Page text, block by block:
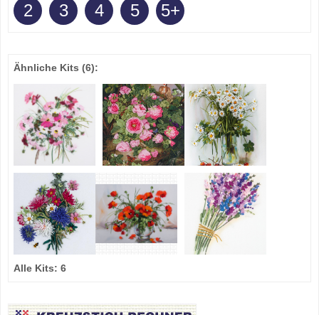
2 3 4 5 5+
Ähnliche Kits (6):
Alle Kits: 6